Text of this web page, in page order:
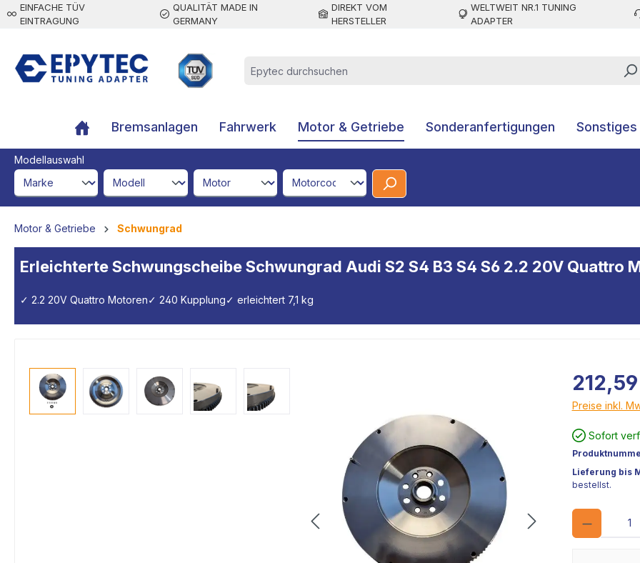
springen
EINFACHE TÜV
EINTRAGUNG
QUALITÄT MADE IN
GERMANY
DIREKT VOM
HERSTELLER
WELTWEIT NR.1 TUNING
ADAPTER
Bremsanlagen Fahrwerk Motor & Getriebe Sonderanfertigungen Sonstiges
Modellauswahl
brandId
modelId engineId engineCodeId
Motor & Getriebe Schwungrad
Erleichterte Schwungscheibe Schwungrad Audi S2 S4 B3 S4 S6 2.2 20V Quattro
✓ 2.2 20V Quattro Motoren✓ 240 Kupplung✓ erleichtert 7,1 kg
Preise inkl.
Sofort
Lieferung bis
bestellst.